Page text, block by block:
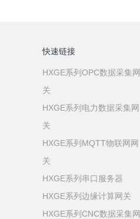
快速链接
HXGE系列OPC数据采集网
关
HXGE系列电力数据采集网
关
HXGE系列MQTT物联网网
关
HXGE系列串口服务器
HXGE系列边缘计算网关
HXGE系列CNC数据采集网